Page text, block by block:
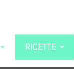
RICETTE